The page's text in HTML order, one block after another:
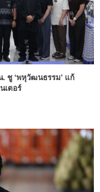
ชู ‘พหุวัฒนธรรม’ แก้
เตอร์